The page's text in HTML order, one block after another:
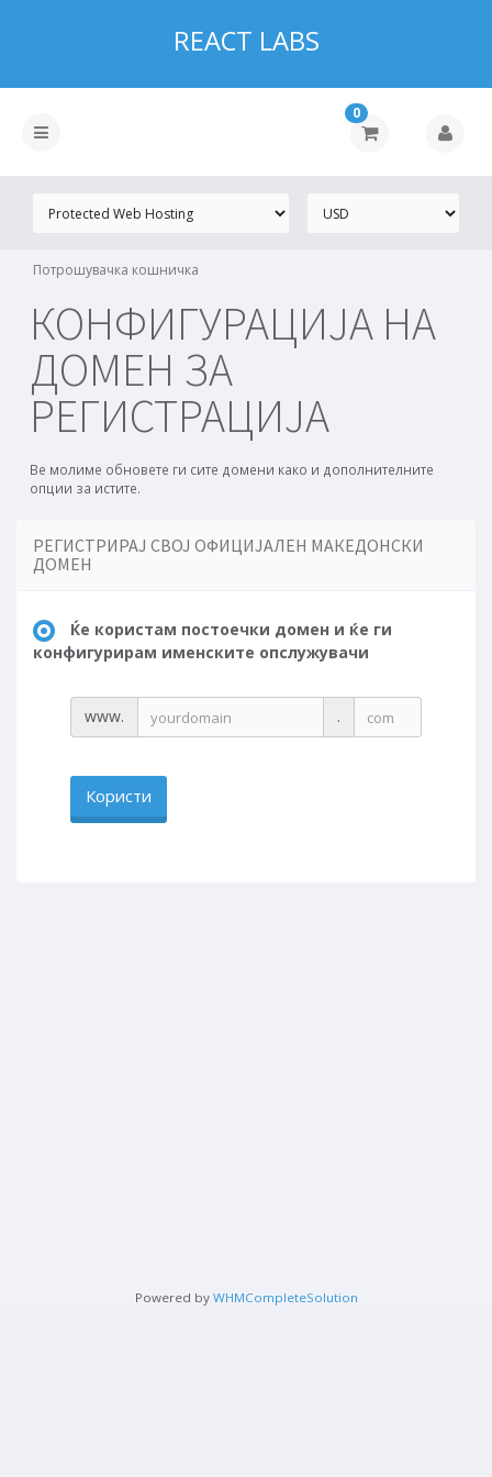
REACT LABS
0
Потрошувачка кошничка
КОНФИГУРАЦИЈА НА
ДОМЕН ЗА
РЕГИСТРАЦИЈА
Ве молиме обновете ги сите домени како и дополнителните
опции за истите.
РЕГИСТРИРАЈ СВОЈ ОФИЦИЈАЛЕН МАКЕДОНСКИ
ДОМЕН
Ќе користам постоечки домен и ќе ги
конфигурирам именските опслужувачи
www. .
Користи
Powered by WHMCompleteSolution